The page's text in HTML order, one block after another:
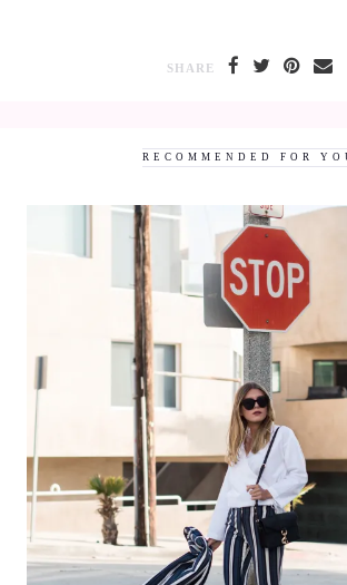
SHARE
RECOMMENDED FOR